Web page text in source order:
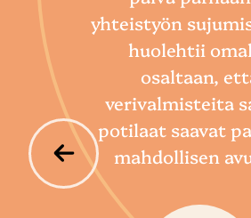
yhteistyön
huolehtii
osaltaan,
verivalmisteita
potilaat saavat
mahdollisen